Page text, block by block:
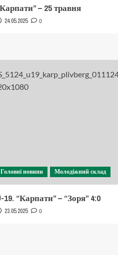
– 25 травня
24.05.2025 0
Головні новини Молодіжний склад
19. “Карпати” – “Зоря” 4:0
23.05.2025 0